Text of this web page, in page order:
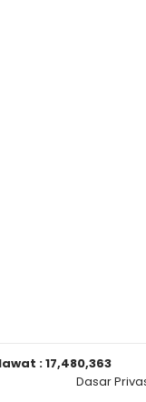
:17,480,363
Dasar